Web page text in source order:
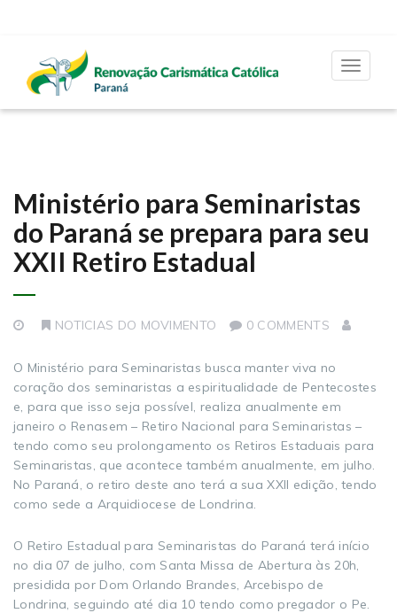
Toggle
Ministério para Seminaristas
do Paraná se prepara para seu
XXII Retiro Estadual
NOTICIAS DO MOVIMENTO 0 COMMENTS
O Ministério para Seminaristas busca manter viva no
coração dos seminaristas a espiritualidade de Pentecostes
e, para que isso seja possível, realiza anualmente em
janeiro o Renasem – Retiro Nacional para Seminaristas –
tendo como seu prolongamento os Retiros Estaduais para
Seminaristas, que acontece também anualmente, em julho.
No Paraná, o retiro deste ano terá a sua XXII edição, tendo
como sede a Arquidiocese de Londrina.
O Retiro Estadual para Seminaristas do Paraná terá início
no dia 07 de julho, com Santa Missa de Abertura às 20h,
presidida por Dom Orlando Brandes, Arcebispo de
Londrina, seguindo até dia 10 tendo como pregador o Pe.